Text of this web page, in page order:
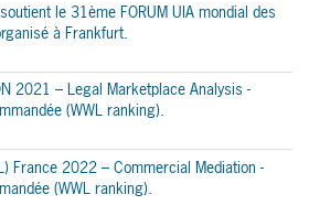
le 31ème FORUM UIA mondial des
à Frankfurt.
2021 – Legal Marketplace Analysis -
(WWL ranking).
France 2022 – Commercial Mediation -
(WWL ranking).